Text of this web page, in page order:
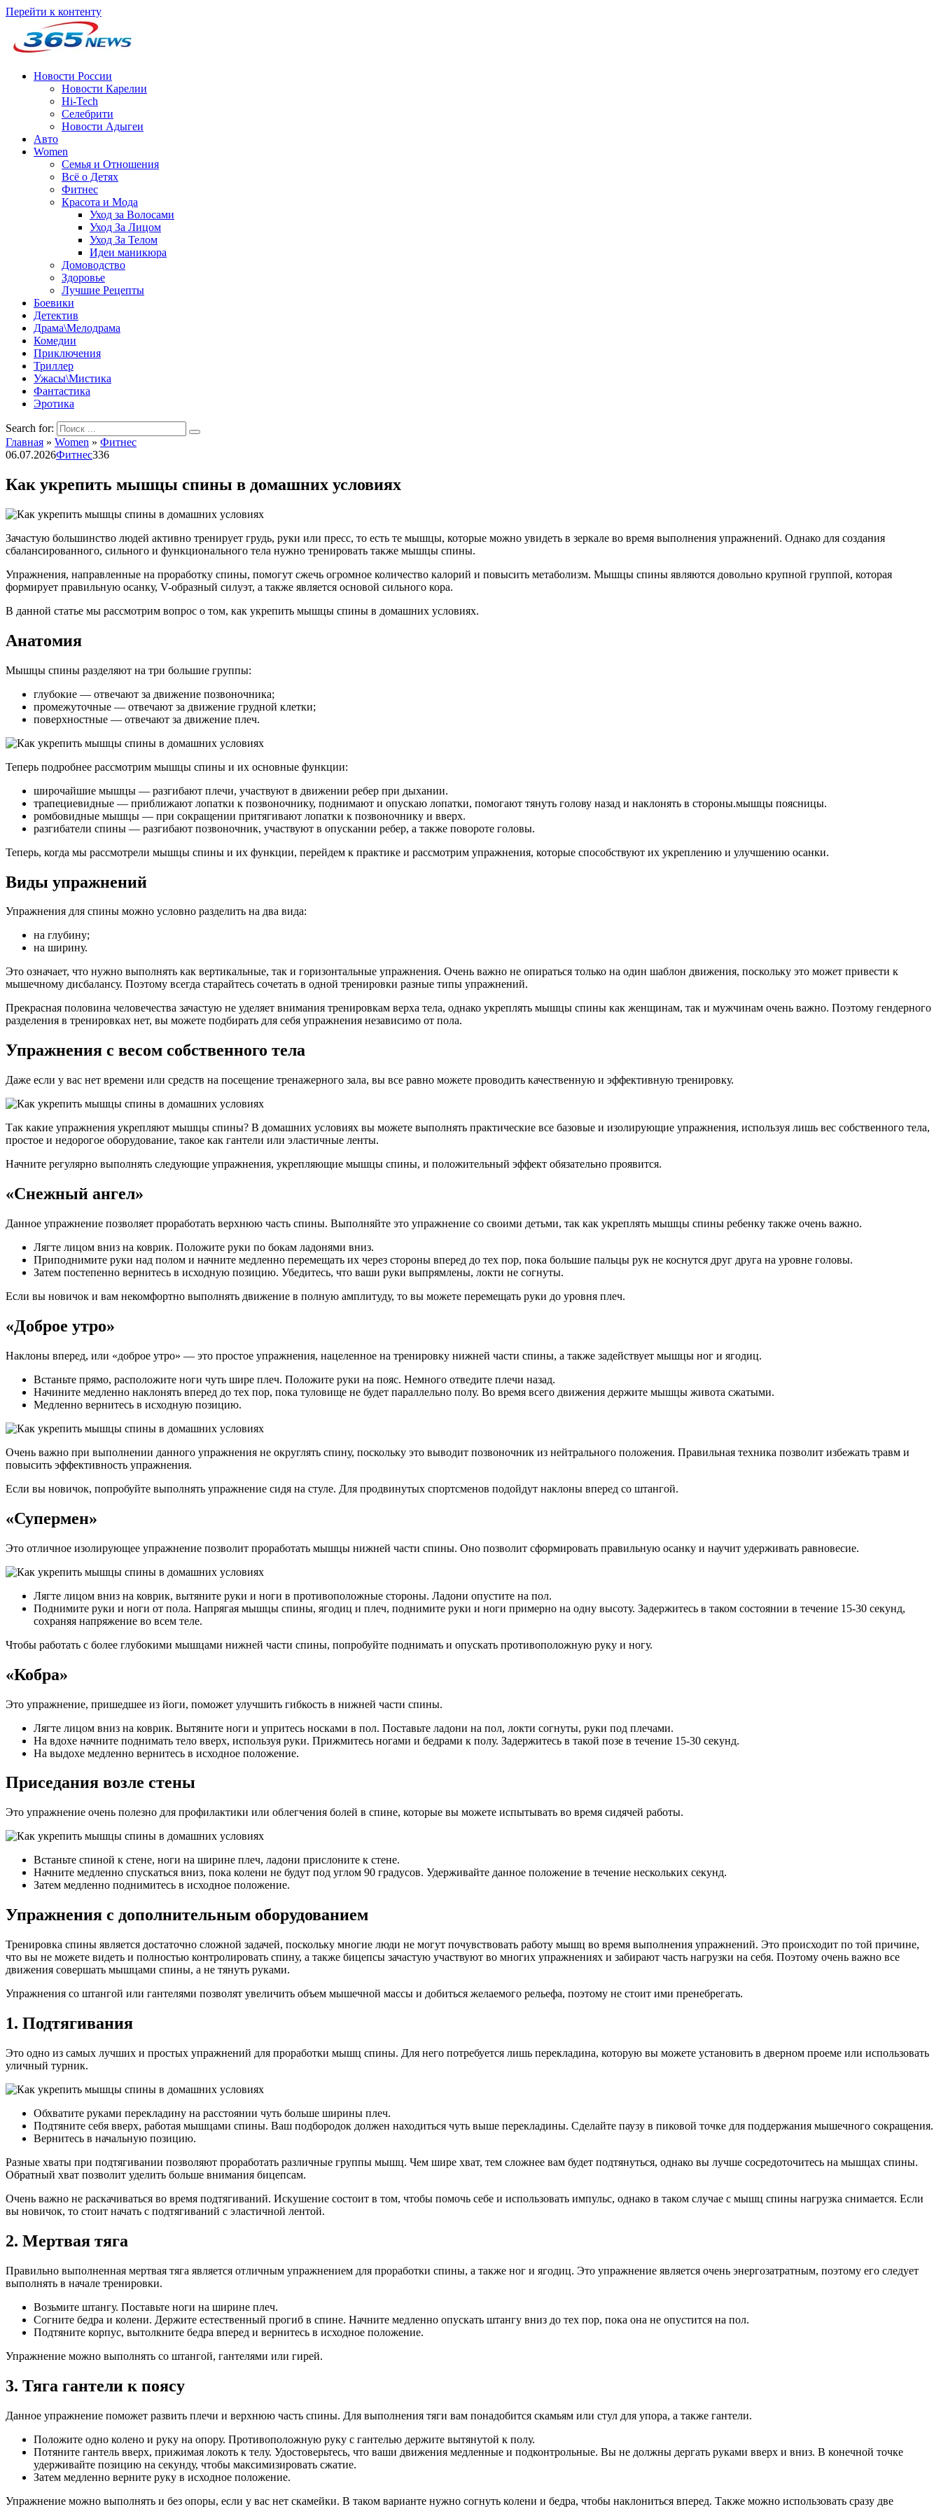
Перейти к контенту
Новости России
Новости Карелии
Hi-Tech
Селебрити
Новости Адыгеи
Авто
Women
Семья и Отношения
Всё о Детях
Фитнес
Красота и Мода
Уход за Волосами
Уход За Лицом
Уход За Телом
Идеи маникюра
Домоводство
Здоровье
Лучшие Рецепты
Боевики
Детектив
Драма\Мелодрама
Комедии
Приключения
Триллер
Ужасы\Мистика
Фантастика
Эротика
Search for:
Главная » Women » Фитнес
06.07.2026Фитнес336
Как укрепить мышцы спины в домашних условиях
Зачастую большинство людей активно тренирует грудь, руки или пресс, то есть те мышцы, которые можно увидеть в зеркале во время выполнения упражнений. Однако для создания
сбалансированного, сильного и функционального тела нужно тренировать также мышцы спины.
Упражнения, направленные на проработку спины, помогут сжечь огромное количество калорий и повысить метаболизм. Мышцы спины являются довольно крупной группой, которая
формирует правильную осанку, V-образный силуэт, а также является основой сильного кора.
В данной статье мы рассмотрим вопрос о том, как укрепить мышцы спины в домашних условиях.
Анатомия
Мышцы спины разделяют на три большие группы:
глубокие — отвечают за движение позвоночника;
промежуточные — отвечают за движение грудной клетки;
поверхностные — отвечают за движение плеч.
Теперь подробнее рассмотрим мышцы спины и их основные функции:
широчайшие мышцы — разгибают плечи, участвуют в движении ребер при дыхании.
трапециевидные — приближают лопатки к позвоночнику, поднимают и опускаю лопатки, помогают тянуть голову назад и наклонять в стороны.мышцы поясницы.
ромбовидные мышцы — при сокращении притягивают лопатки к позвоночнику и вверх.
разгибатели спины — разгибают позвоночник, участвуют в опускании ребер, а также повороте головы.
Теперь, когда мы рассмотрели мышцы спины и их функции, перейдем к практике и рассмотрим упражнения, которые способствуют их укреплению и улучшению осанки.
Виды упражнений
Упражнения для спины можно условно разделить на два вида:
на глубину;
на ширину.
Это означает, что нужно выполнять как вертикальные, так и горизонтальные упражнения. Очень важно не опираться только на один шаблон движения, поскольку это может привести к
мышечному дисбалансу. Поэтому всегда старайтесь сочетать в одной тренировки разные типы упражнений.
Прекрасная половина человечества зачастую не уделяет внимания тренировкам верха тела, однако укреплять мышцы спины как женщинам, так и мужчинам очень важно. Поэтому гендерного
разделения в тренировках нет, вы можете подбирать для себя упражнения независимо от пола.
Упражнения с весом собственного тела
Даже если у вас нет времени или средств на посещение тренажерного зала, вы все равно можете проводить качественную и эффективную тренировку.
Так какие упражнения укрепляют мышцы спины? В домашних условиях вы можете выполнять практические все базовые и изолирующие упражнения, используя лишь вес собственного тела,
простое и недорогое оборудование, такое как гантели или эластичные ленты.
Начните регулярно выполнять следующие упражнения, укрепляющие мышцы спины, и положительный эффект обязательно проявится.
«Снежный ангел»
Данное упражнение позволяет проработать верхнюю часть спины. Выполняйте это упражнение со своими детьми, так как укреплять мышцы спины ребенку также очень важно.
Лягте лицом вниз на коврик. Положите руки по бокам ладонями вниз.
Приподнимите руки над полом и начните медленно перемещать их через стороны вперед до тех пор, пока большие пальцы рук не коснутся друг друга на уровне головы.
Затем постепенно вернитесь в исходную позицию. Убедитесь, что ваши руки выпрямлены, локти не согнуты.
Если вы новичок и вам некомфортно выполнять движение в полную амплитуду, то вы можете перемещать руки до уровня плеч.
«Доброе утро»
Наклоны вперед, или «доброе утро» — это простое упражнения, нацеленное на тренировку нижней части спины, а также задействует мышцы ног и ягодиц.
Встаньте прямо, расположите ноги чуть шире плеч. Положите руки на пояс. Немного отведите плечи назад.
Начините медленно наклонять вперед до тех пор, пока туловище не будет параллельно полу. Во время всего движения держите мышцы живота сжатыми.
Медленно вернитесь в исходную позицию.
Очень важно при выполнении данного упражнения не округлять спину, поскольку это выводит позвоночник из нейтрального положения. Правильная техника позволит избежать травм и
повысить эффективность упражнения.
Если вы новичок, попробуйте выполнять упражнение сидя на стуле. Для продвинутых спортсменов подойдут наклоны вперед со штангой.
«Супермен»
Это отличное изолирующее упражнение позволит проработать мышцы нижней части спины. Оно позволит сформировать правильную осанку и научит удерживать равновесие.
Лягте лицом вниз на коврик, вытяните руки и ноги в противоположные стороны. Ладони опустите на пол.
Поднимите руки и ноги от пола. Напрягая мышцы спины, ягодиц и плеч, поднимите руки и ноги примерно на одну высоту. Задержитесь в таком состоянии в течение 15-30 секунд,
сохраняя напряжение во всем теле.
Чтобы работать с более глубокими мышцами нижней части спины, попробуйте поднимать и опускать противоположную руку и ногу.
«Кобра»
Это упражнение, пришедшее из йоги, поможет улучшить гибкость в нижней части спины.
Лягте лицом вниз на коврик. Вытяните ноги и упритесь носками в пол. Поставьте ладони на пол, локти согнуты, руки под плечами.
На вдохе начните поднимать тело вверх, используя руки. Прижмитесь ногами и бедрами к полу. Задержитесь в такой позе в течение 15-30 секунд.
На выдохе медленно вернитесь в исходное положение.
Приседания возле стены
Это упражнение очень полезно для профилактики или облегчения болей в спине, которые вы можете испытывать во время сидячей работы.
Встаньте спиной к стене, ноги на ширине плеч, ладони прислоните к стене.
Начните медленно спускаться вниз, пока колени не будут под углом 90 градусов. Удерживайте данное положение в течение нескольких секунд.
Затем медленно поднимитесь в исходное положение.
Упражнения с дополнительным оборудованием
Тренировка спины является достаточно сложной задачей, поскольку многие люди не могут почувствовать работу мышц во время выполнения упражнений. Это происходит по той причине,
что вы не можете видеть и полностью контролировать спину, а также бицепсы зачастую участвуют во многих упражнениях и забирают часть нагрузки на себя. Поэтому очень важно все
движения совершать мышцами спины, а не тянуть руками.
Упражнения со штангой или гантелями позволят увеличить объем мышечной массы и добиться желаемого рельефа, поэтому не стоит ими пренебрегать.
1. Подтягивания
Это одно из самых лучших и простых упражнений для проработки мышц спины. Для него потребуется лишь перекладина, которую вы можете установить в дверном проеме или использовать
уличный турник.
Обхватите руками перекладину на расстоянии чуть больше ширины плеч.
Подтяните себя вверх, работая мышцами спины. Ваш подбородок должен находиться чуть выше перекладины. Сделайте паузу в пиковой точке для поддержания мышечного сокращения.
Вернитесь в начальную позицию.
Разные хваты при подтягивании позволяют проработать различные группы мышц. Чем шире хват, тем сложнее вам будет подтянуться, однако вы лучше сосредоточитесь на мышцах спины.
Обратный хват позволит уделить больше внимания бицепсам.
Очень важно не раскачиваться во время подтягиваний. Искушение состоит в том, чтобы помочь себе и использовать импульс, однако в таком случае с мышц спины нагрузка снимается. Если
вы новичок, то стоит начать с подтягиваний с эластичной лентой.
2. Мертвая тяга
Правильно выполненная мертвая тяга является отличным упражнением для проработки спины, а также ног и ягодиц. Это упражнение является очень энергозатратным, поэтому его следует
выполнять в начале тренировки.
Возьмите штангу. Поставьте ноги на ширине плеч.
Согните бедра и колени. Держите естественный прогиб в спине. Начните медленно опускать штангу вниз до тех пор, пока она не опустится на пол.
Подтяните корпус, вытолкните бедра вперед и вернитесь в исходное положение.
Упражнение можно выполнять со штангой, гантелями или гирей.
3. Тяга гантели к поясу
Данное упражнение поможет развить плечи и верхнюю часть спины. Для выполнения тяги вам понадобится скамьям или стул для упора, а также гантели.
Положите одно колено и руку на опору. Противоположную руку с гантелью держите вытянутой к полу.
Потяните гантель вверх, прижимая локоть к телу. Удостоверьтесь, что ваши движения медленные и подконтрольные. Вы не должны дергать руками вверх и вниз. В конечной точке
удерживайте позицию на секунду, чтобы максимизировать сжатие.
Затем медленно верните руку в исходное положение.
Упражнение можно выполнять и без опоры, если у вас нет скамейки. В таком варианте нужно согнуть колени и бедра, чтобы наклониться вперед. Также можно использовать сразу две